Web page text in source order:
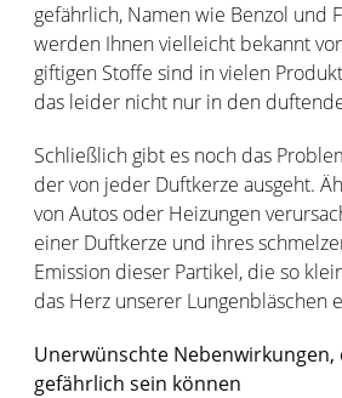
gefährlich, Namen wie Benzol und
werden Ihnen vielleicht bekannt
giftigen Stoffe sind in vielen
das leider nicht nur in den
Schließlich gibt es noch das
der von jeder Duftkerze ausgeht.
von Autos oder Heizungen
einer Duftkerze und ihres
Emission dieser Partikel, die so
das Herz unserer Lungenbläschen
Unerwünschte Nebenwirkungen,
gefährlich sein können